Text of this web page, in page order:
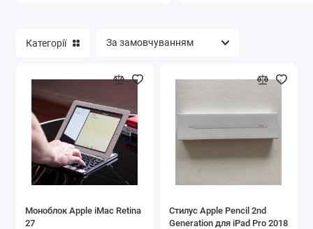
Офісна техніка
Показати все
Категорії
Моноблок Apple iMac Retina
27
Стилус Apple Pencil 2nd
Generation для iPad Pro 2018